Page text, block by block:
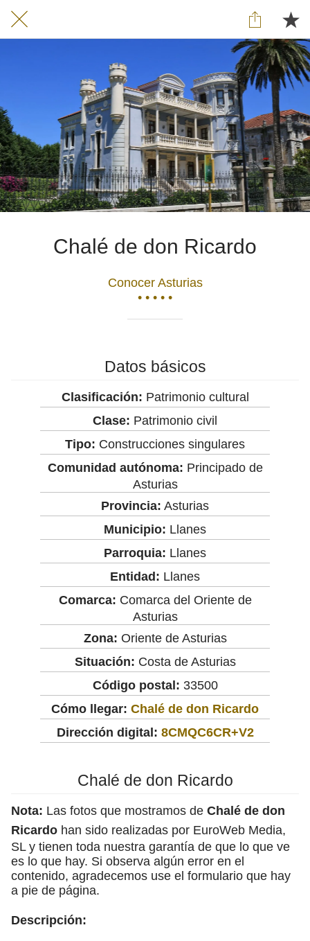
Chalé de don Ricardo
Conocer Asturias
• • • • •
Datos básicos
Clasificación: Patrimonio cultural
Clase: Patrimonio civil
Tipo: Construcciones singulares
Comunidad autónoma: Principado de
Asturias
Provincia: Asturias
Municipio: Llanes
Parroquia: Llanes
Entidad: Llanes
Comarca: Comarca del Oriente de
Asturias
Zona: Oriente de Asturias
Situación: Costa de Asturias
Código postal: 33500
Cómo llegar: Chalé de don Ricardo
Dirección digital: 8CMQC6CR+V2
Chalé de don Ricardo
Nota: Las fotos que mostramos de Chalé de don
Ricardo han sido realizadas por EuroWeb Media,
SL y tienen toda nuestra garantía de que lo que ve
es lo que hay. Si observa algún error en el
contenido, agradecemos use el formulario que hay
a pie de página.
Descripción: